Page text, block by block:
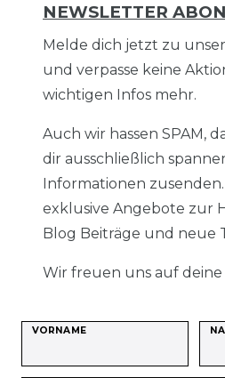
NEWSLETTER
Melde dich jetzt zu
und verpasse keine
wichtigen Infos mehr.
Auch wir hassen SPAM,
dir ausschließlich
Informationen
exklusive Angebote zur
Blog Beiträge und neue
Wir freuen uns auf
VORNAME